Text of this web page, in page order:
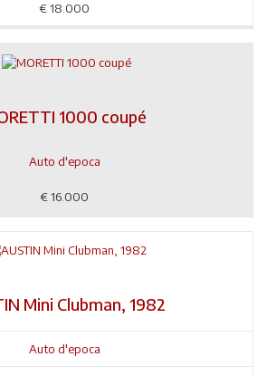
€18.000
1000 coupé
Auto d'epoca
€16.000
Mini Clubman, 1982
Auto d'epoca